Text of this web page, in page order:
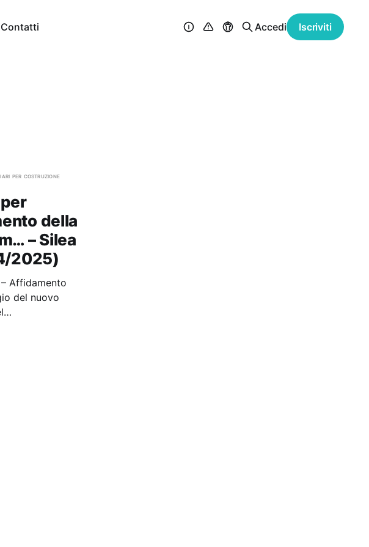
Contatti Accedi Iscriviti
per costruzione
della
– Silea
2025)
Affidamento
del nuovo